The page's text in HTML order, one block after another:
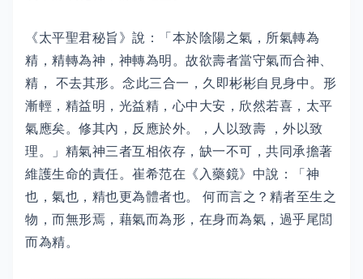
《太平聖君秘旨》說：「本於陰陽之氣，所氣轉為
精，精轉為神，神轉為明。故欲壽者當守氣而合神、
精， 不去其形。念此三合一，久即彬彬自見身中。形
漸輕，精益明，光益精，心中大安，欣然若喜，太平
氣應矣。修其內，反應於外。，人以致壽 ，外以致
理。」精氣神三者互相依存，缺一不可，共同承擔著
維護生命的責任。崔希范在《入藥鏡》中說：「神
也，氣也，精也更為體者也。 何而言之？精者至生之
物，而無形焉，藉氣而為形，在身而為氣，過乎尾閭
而為精。